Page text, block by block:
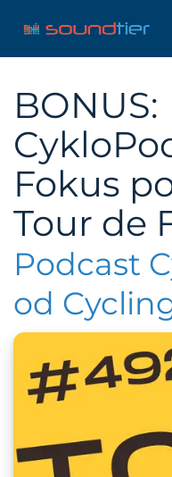
BONUS:
Fokus
Tour de
Podcast
od